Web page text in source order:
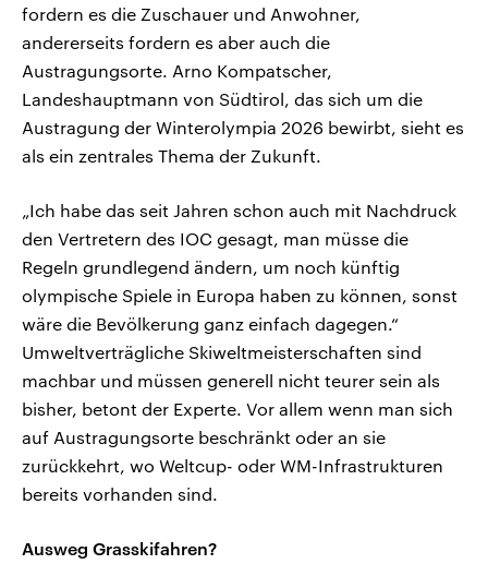
fordern es die Zuschauer und Anwohner,
andererseits fordern es aber auch die
Austragungsorte. Arno Kompatscher,
Landeshauptmann von Südtirol, das sich um die
Austragung der Winterolympia 2026 bewirbt, sieht es
als ein zentrales Thema der Zukunft.
„Ich habe das seit Jahren schon auch mit Nachdruck
den Vertretern des IOC gesagt, man müsse die
Regeln grundlegend ändern, um noch künftig
olympische Spiele in Europa haben zu können, sonst
wäre die Bevölkerung ganz einfach dagegen.“
Umweltverträgliche Skiweltmeisterschaften sind
machbar und müssen generell nicht teurer sein als
bisher, betont der Experte. Vor allem wenn man sich
auf Austragungsorte beschränkt oder an sie
zurückkehrt, wo Weltcup- oder WM-Infrastrukturen
bereits vorhanden sind.
Ausweg Grasskifahren?